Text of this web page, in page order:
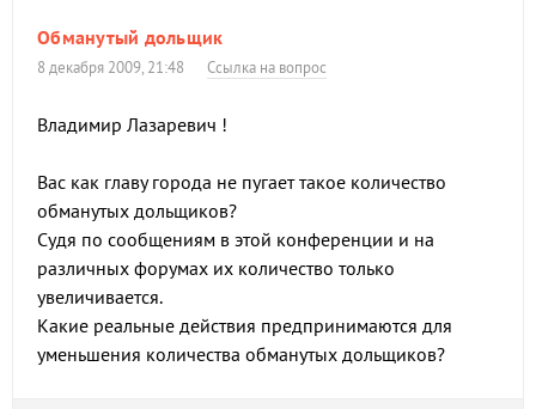
Обманутый дольщик
8 декабря 2009, 21:48 Ссылка на вопрос
Владимир Лазаревич !
Вас как главу города не пугает такое количество
обманутых дольщиков?
Судя по сообщениям в этой конференции и на
различных форумах их количество только
увеличивается.
Какие реальные действия предпринимаются для
уменьшения количества обманутых дольщиков?